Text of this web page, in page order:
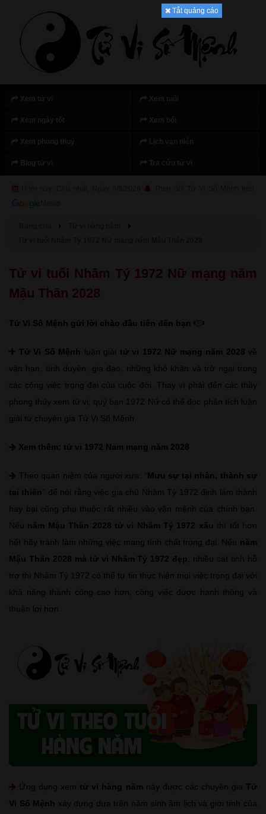
Tắt quảng cáo
Tử vi tuổi Nhâm Tý 1972 Nữ mạng năm
Mậu Thân 2028
Tử Vi Số Mệnh gửi lời chào đầu tiên đến bạn
Tử Vi Số Mệnh luận giải tử vi 1972 Nữ mạng năm 2028 về
vận hạn, tình duyên, gia đạo, những khó khăn và trở ngại trong
các công việc trọng đại của cuộc đời. Thay vì phải đến các thầy
phong thủy xem tử vi, quý bạn 1972 Nữ có thể đọc phân tích luận
giải từ chuyên gia Tử Vi Số Mệnh.
Xem thêm: tử vi 1972 Nam mạng năm 2028
Theo quan niệm của người xưa: “Mưu sự tại nhân, thành sự
tại thiên ” để nói rằng việc gia chủ Nhâm Tý 1972 định làm thành
hay bại cũng phụ thuộc rất nhiều vào vận mệnh của chính bạn.
Nếu năm Mậu Thân 2028 tử vi Nhâm Tý 1972 xấu thì tốt hơn
hết hãy tránh làm những việc mang tính chất trọng đại. Nếu năm
Mậu Thân 2028 mà tử vi Nhâm Tý 1972 đẹp , nhiều cát tinh hỗ
trợ thì Nhâm Tý 1972 có thể tự tin thực hiện mọi việc trọng đại với
khả năng thành công cao hơn, công việc được hanh thông và
thuận lợi hơn.
Ứng dụng xem tử vi hàng năm này được các chuyên gia Tử
Vi Số Mệnh
xây dựng dựa trên năm sinh âm lịch và giới tính của